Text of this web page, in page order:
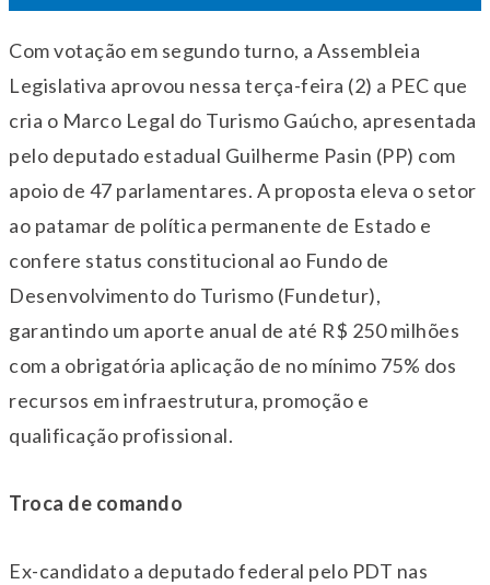
Com votação em segundo turno, a Assembleia
Legislativa aprovou nessa terça-feira (2) a PEC que
cria o Marco Legal do Turismo Gaúcho, apresentada
pelo deputado estadual Guilherme Pasin (PP) com
apoio de 47 parlamentares. A proposta eleva o setor
ao patamar de política permanente de Estado e
confere status constitucional ao Fundo de
Desenvolvimento do Turismo (Fundetur),
garantindo um aporte anual de até R$ 250 milhões
com a obrigatória aplicação de no mínimo 75% dos
recursos em infraestrutura, promoção e
qualificação profissional.
Troca de comando
Ex-candidato a deputado federal pelo PDT nas